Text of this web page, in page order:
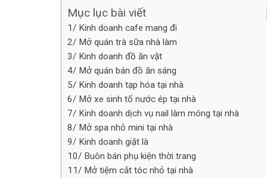
Mục lục bài viết
1/ Kinh doanh cafe mang đi
2/ Mở quán trà sữa nhà làm
3/ Kinh doanh đồ ăn vặt
4/ Mở quán bán đồ ăn sáng
5/ Kinh doanh tạp hóa tại nhà
6/ Mở xe sinh tố nước ép tại nhà
7/ Kinh doanh dịch vụ nail làm móng tại nhà
8/ Mở spa nhỏ mini tại nhà
9/ Kinh doanh giặt là
10/ Buôn bán phụ kiện thời trang
11/ Mở tiệm cắt tóc nhỏ tại nhà